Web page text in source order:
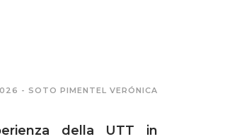
- SOTO PIMENTEL VERÓNICA
della UTT in